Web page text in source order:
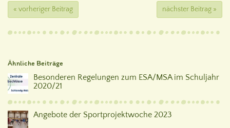
« vorheriger Beitrag nächster Beitrag »
Ähnliche Beiträge
Besonderen Regelungen zum ESA/MSA im Schuljahr
2020/21
Angebote der Sportprojektwoche 2023